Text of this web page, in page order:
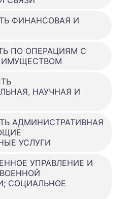
ФИНАНСОВАЯ И
ПО ОПЕРАЦИЯМ С
НАУЧНАЯ И
АДМИНИСТРАТИВНАЯ
УСЛУГИ
УПРАВЛЕНИЕ И
СОЦИАЛЬНОЕ